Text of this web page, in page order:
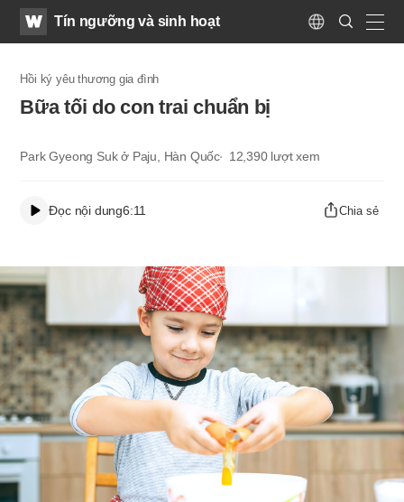
WATVTín ngưỡng và sinh hoạt
Language
Search
Submit
Hồi ký yêu thương gia đình
Bữa tối do con trai chuẩn bị
Park Gyeong Suk ở Paju, Hàn Quốc 12,390 lượt xem
Đọc nội dung6:11 Chia sẻ